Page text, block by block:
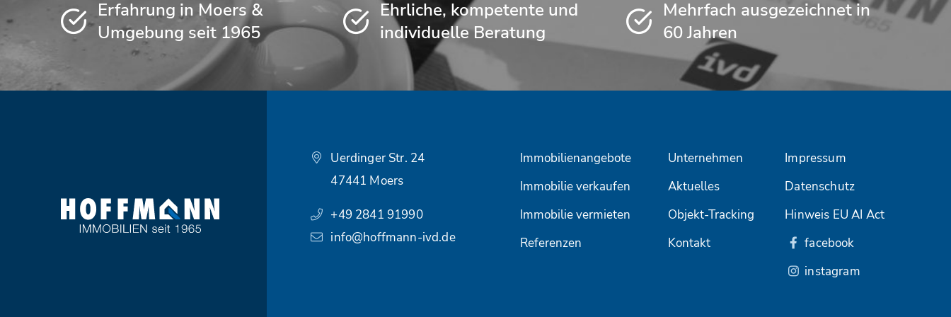
Erfahrung in Moers &
Umgebung seit 1965
Ehrliche, kompetente und
individuelle Beratung
Mehrfach ausgezeichnet in
60 Jahren
Uerdinger Str. 24
47441 Moers
+49 2841 91990
info@hoffmann-ivd.de
Immobilienangebote
Unternehmen
Immobilie verkaufen
Aktuelles
Immobilie vermieten
Objekt-Tracking
Referenzen
Kontakt
Impressum
Datenschutz
Hinweis EU AI Act
facebook
instagram